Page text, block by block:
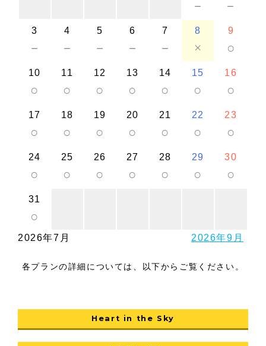
－ －
3
－
4
－
5
－
6
－
7
－
8
×
9
○
10
○
11
○
12
○
13
○
14
○
15
○
16
○
17
○
18
○
19
○
20
○
21
○
22
○
23
○
24
○
25
○
26
○
27
○
28
○
29
○
30
○
31
○
2026年7月 2026年9月
各プランの詳細については、以下からご覧ください。
Heart in the Sky